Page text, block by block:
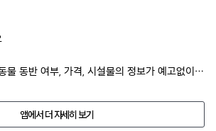
물 동반 여부, 가격, 시설물의 정보가 예고없이
세요.
앱에서 더 자세히 보기